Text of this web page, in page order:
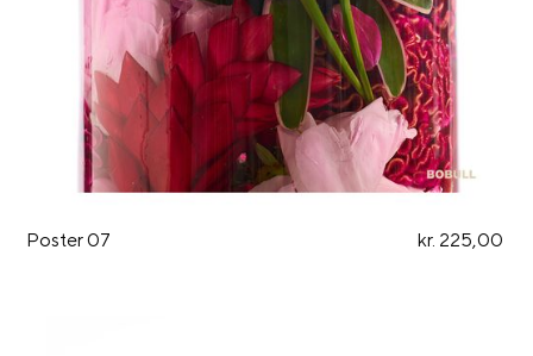
Poster 07 kr. 225,00